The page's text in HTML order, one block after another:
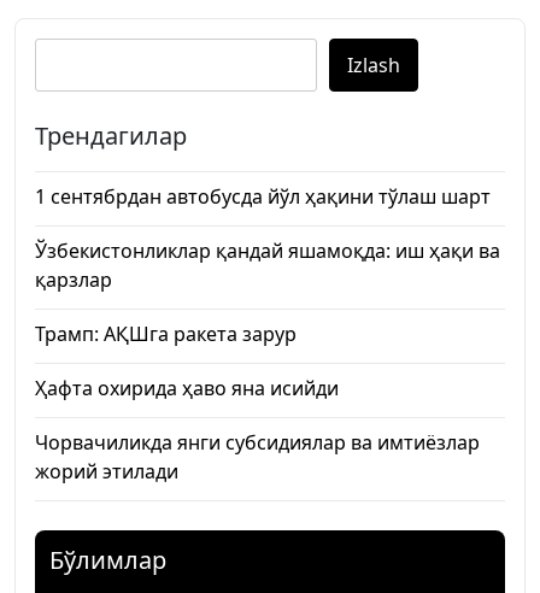
Izlash
Трендагилар
1 сентябрдан автобусда йўл ҳақини тўлаш шарт
Ўзбекистонликлар қандай яшамоқда: иш ҳақи ва
қарзлар
Трамп: АҚШга ракета зарур
Ҳафта охирида ҳаво яна исийди
Чорвачиликда янги субсидиялар ва имтиёзлар
жорий этилади
Бўлимлар